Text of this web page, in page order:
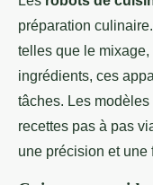
préparation
telles que le
ingrédients, ces
tâches. Les
recettes pas à pas
une précision et